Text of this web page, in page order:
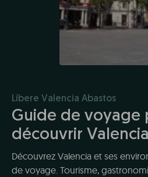
Líbere Valencia Abastos
Guide de voyage
découvrir Valencia
Découvrez Valencia et ses
de voyage. Tourisme,